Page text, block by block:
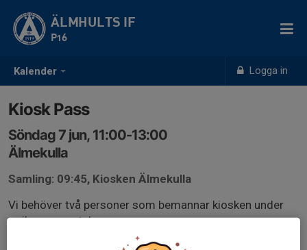
Kalender Logga in
ÄLMHULTS IF
P16
Kiosk Pass
Söndag 7 jun, 11:00-13:00
Älmekulla
Samling: 09:45, Kiosken Älmekulla
Vi behöver två personer som bemannar kiosken under
pojkarnas match.